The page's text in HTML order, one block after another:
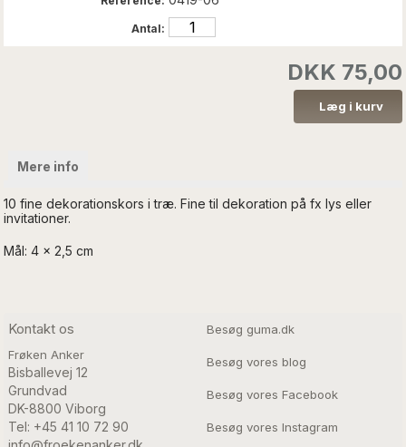
Antal:
DKK 75,00
Mere info
10 fine dekorationskors i træ. Fine til dekoration på fx lys eller
invitationer.
Mål: 4 x 2,5 cm
Kontakt os
Frøken Anker
Bisballevej 12
Grundvad
DK-8800 Viborg
Tel: +45 41 10 72 90
Besøg guma.dk
Besøg vores blog
Besøg vores Facebook
Besøg vores Instagram